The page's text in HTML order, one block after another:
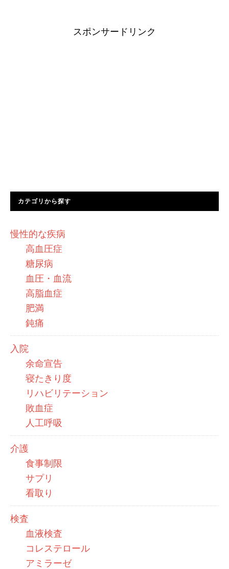
スポンサードリンク
カテゴリから探す
慢性的な疾病
高血圧症
糖尿病
血圧・血流
高脂血症
肥満
鈍痛
入院
余命宣告
寝たきり度
リハビリテーション
敗血症
人工呼吸
介護
食事制限
サプリ
看取り
検査
血液検査
コレステロール
アミラーゼ